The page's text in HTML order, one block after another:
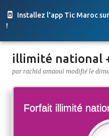
Installez l'app Tic Maroc
!
Accéder au
illimité national
par rachid amaoui le
Forfait illimité